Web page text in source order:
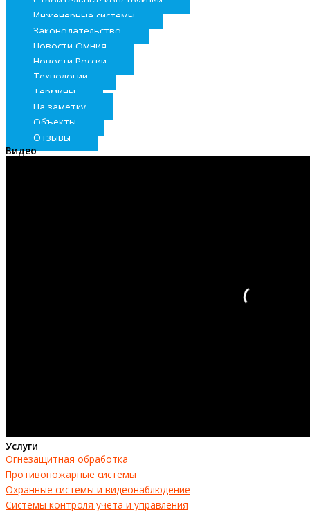
Инженерные системы
Законодательство
Новости Омния
Новости России
Технологии
Термины
На заметку
Объекты
Отзывы
Видео
Услуги
Огнезащитная обработка
Противопожарные системы
Охранные системы и видеонаблюдение
Системы контроля учета и управления